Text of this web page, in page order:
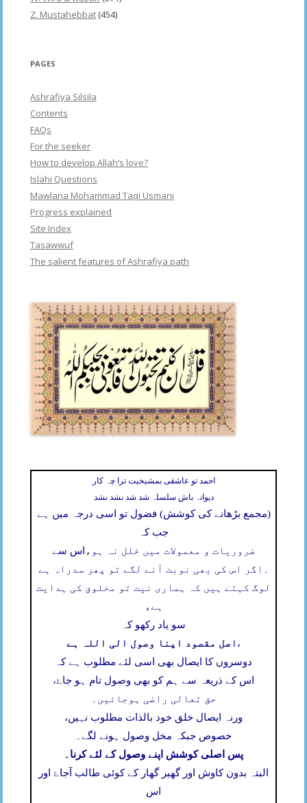
Z. Mustahebbat (454)
PAGES
Ashrafiya Silsila
Contents
FAQs
For the seeker
How to develop Allah’s love?
Islahi Questions
Mawlana Mohammad Taqi Usmani
Progress explained
Site Index
Tasawwuf
The salient features of Ashrafiya path
احمد تو عاشقی بمشیخیت ترا چہ کار
دیوانہ باش سلسلہ شد شد نشد نشد
(مجمع بڑھانے کی کوشش) فضول تو اسی درجہ میں ہے
جب کہ
اس سے ضروریات و معمولات میں خلل نہ ہو،
اگر اس کی بھی نوبت آنے لگے تو پھر سدراہ ہے
لوگ کہتے ہیں کہ ہماری نیت تو مخلوق کی ہدایت
ہے،
سو یاد رکھو کہ
اصل مقصود اپنا وصول الی اللہ ہے ،
دوسروں کا ایصال بھی اسی لئے مطلوب ہے کہ
اس کے ذریعہ سے ہم کو بھی وصول تام ہو جاۓ،
حق تعالی راضی ہوجائیں۔
ورنہ ایصال خلق خود بالذات مطلوب نہیں،
خصوص جبکہ مخل وصول ہونے لگے۔
پس اصلی کوشش اپنے وصول کے لئے کرنا۔
البتہ بدون کاوش اور گھیر گھار کے کوئی طالب آجاۓ اور
اس